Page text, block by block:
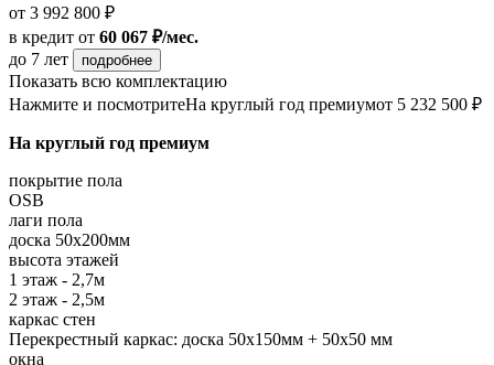
от 3 992 800 ₽
в кредит от 60 067 ₽/мес.
до 7 лет
подробнее
Показать всю комплектацию
Нажмите и посмотритеНа круглый год премиумот 5 232 500 ₽
На круглый год премиум
покрытие пола
OSB
лаги пола
доска 50х200мм
высота этажей
1 этаж - 2,7м
2 этаж - 2,5м
каркас стен
Перекрестный каркас: доска 50х150мм + 50х50 мм
окна